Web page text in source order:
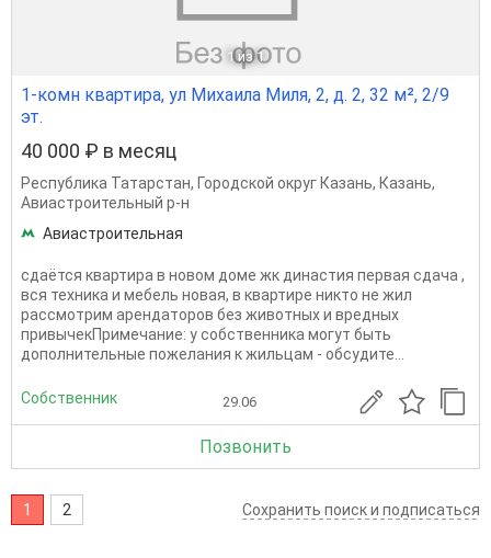
1 из 1
1-комн квартира, ул Михаила Миля, 2, д. 2, 32 м², 2/9
эт.
40 000 ₽ в месяц
Республика Татарстан, Городской округ Казань, Казань,
Авиастроительный р-н
Авиастроительная
сдаётся квартира в новом доме жк династия первая сдача ,
вся техника и мебель новая, в квартире никто не жил
рассмотрим арендаторов без животных и вредных
привычекПримечание: у собственника могут быть
дополнительные пожелания к жильцам - обсудите...
Собственник 29.06
Позвонить
1 2 Сохранить поиск и подписаться